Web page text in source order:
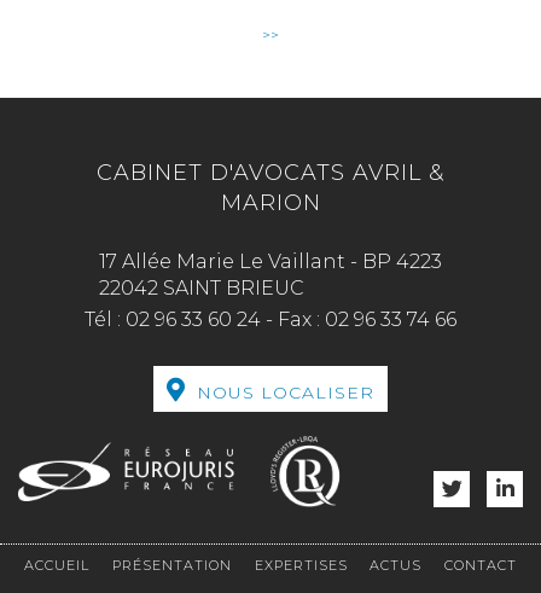
>>
CABINET D'AVOCATS AVRIL &
MARION
17 Allée Marie Le Vaillant - BP 4223
22042 SAINT BRIEUC
Tél : 02 96 33 60 24 - Fax : 02 96 33 74 66
NOUS LOCALISER
ACCUEIL PRÉSENTATION EXPERTISES ACTUS CONTACT